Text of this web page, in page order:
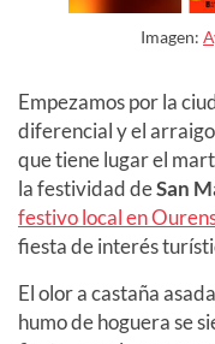
Imagen:
Empezamos por la
diferencial y el
que tiene lugar el
la festividad deSan
festivo local en
fiesta de interés
El olor a castaña
humo de hoguera se